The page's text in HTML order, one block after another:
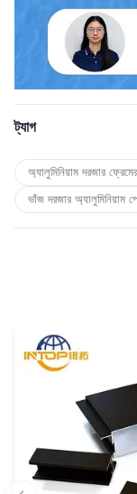
ট্যাগ
অ্যালুমিনিয়াম দরজার
ভাঁজ দরজার অ্যালুমিনিয়াম